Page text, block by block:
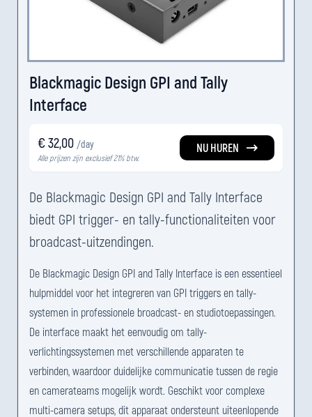
Blackmagic Design GPI and Tally
Interface
€ 32,00 /day
Alle prijzen zijn exclusief 21% btw.
NU HUREN
De Blackmagic Design GPI and Tally Interface
biedt GPI trigger- en tally-functionaliteiten voor
broadcast-uitzendingen.
De Blackmagic Design GPI and Tally Interface is een essentieel
hulpmiddel voor het integreren van GPI triggers en tally-
systemen in professionele broadcast- en studiotoepassingen.
De interface maakt het eenvoudig om tally-
verlichtingssystemen met verschillende apparaten te
verbinden, waardoor duidelijke communicatie tussen de regie
en camerateams mogelijk wordt. Geschikt voor complexe
multi-camera setups, dit apparaat ondersteunt uiteenlopende